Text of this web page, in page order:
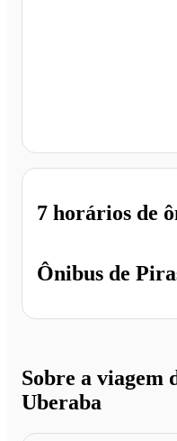
Ônibus de
7 horários de
Sobre a viagem
Uberaba